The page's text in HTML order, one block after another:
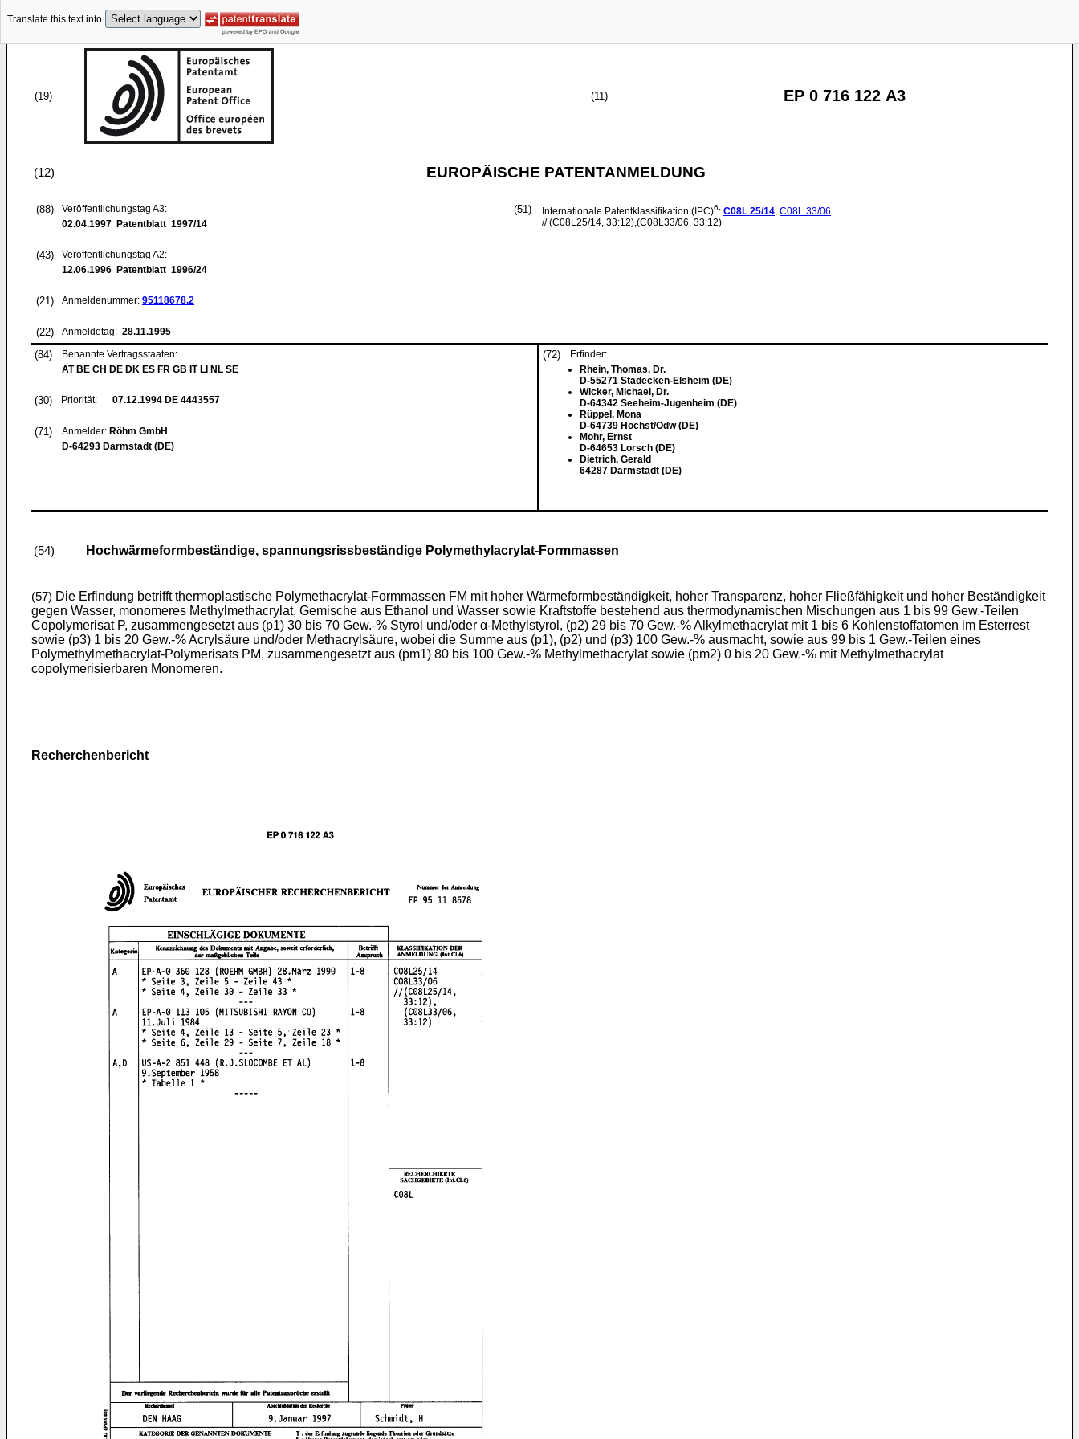
Translate this text into
(19) (11) EP 0 716 122 A3
(12) EUROPÄISCHE PATENTANMELDUNG
(88)
Veröffentlichungstag A3:
02.04.1997 Patentblatt 1997/14
(43)
Veröffentlichungstag A2:
12.06.1996 Patentblatt 1996/24
(21) Anmeldenummer: 95118678.2
(22) Anmeldetag: 28.11.1995
(51) Internationale Patentklassifikation (IPC)6: C08L 25/14, C08L 33/06
// (C08L25/14, 33:12),(C08L33/06, 33:12)
(84)
Benannte Vertragsstaaten:
AT BE CH DE DK ES FR GB IT LI NL SE
(30) Priorität: 07.12.1994 DE 4443557
(71) Anmelder: Röhm GmbH
D-64293 Darmstadt (DE)
(72)
Erfinder:
Rhein, Thomas, Dr.
D-55271 Stadecken-Elsheim (DE)
Wicker, Michael, Dr.
D-64342 Seeheim-Jugenheim (DE)
Rüppel, Mona
D-64739 Höchst/Odw (DE)
Mohr, Ernst
D-64653 Lorsch (DE)
Dietrich, Gerald
64287 Darmstadt (DE)
(54) Hochwärmeformbeständige, spannungsrissbeständige Polymethylacrylat-Formmassen
(57) Die Erfindung betrifft thermoplastische Polymethacrylat-Formmassen FM mit hoher Wärmeformbeständigkeit, hoher Transparenz, hoher Fließfähigkeit und hoher Beständigkeit
gegen Wasser, monomeres Methylmethacrylat, Gemische aus Ethanol und Wasser sowie Kraftstoffe bestehend aus thermodynamischen Mischungen aus 1 bis 99 Gew.-Teilen
Copolymerisat P, zusammengesetzt aus (p1) 30 bis 70 Gew.-% Styrol und/oder α-Methylstyrol, (p2) 29 bis 70 Gew.-% Alkylmethacrylat mit 1 bis 6 Kohlenstoffatomen im Esterrest
sowie (p3) 1 bis 20 Gew.-% Acrylsäure und/oder Methacrylsäure, wobei die Summe aus (p1), (p2) und (p3) 100 Gew.-% ausmacht, sowie aus 99 bis 1 Gew.-Teilen eines
Polymethylmethacrylat-Polymerisats PM, zusammengesetzt aus (pm1) 80 bis 100 Gew.-% Methylmethacrylat sowie (pm2) 0 bis 20 Gew.-% mit Methylmethacrylat
copolymerisierbaren Monomeren.
Recherchenbericht